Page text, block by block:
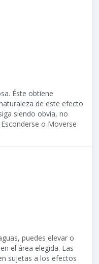
Éste obtiene
de este efecto
siendo obvia, no
o Moverse
puedes elevar o
el área elegida. Las
sujetas a los efectos